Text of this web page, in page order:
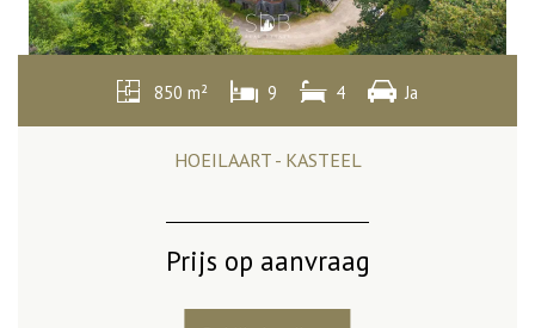
850 m² 9 4 Ja
HOEILAART - KASTEEL
Prijs op aanvraag